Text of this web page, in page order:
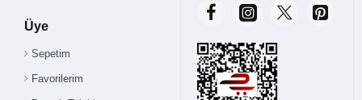
Üye
Sepetim
Favorilerim